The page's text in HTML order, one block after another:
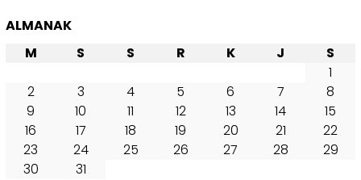
ALMANAK
M S S R K J
S
1
2
3 4 5 6 7
8
9
10 11 12 13 14
15
16
17 18 19 20 21
22
23
24 25 26 27 28
29
30
31